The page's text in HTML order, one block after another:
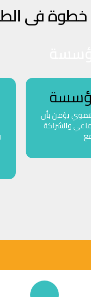
فى
يؤمن بأن
والشراكة